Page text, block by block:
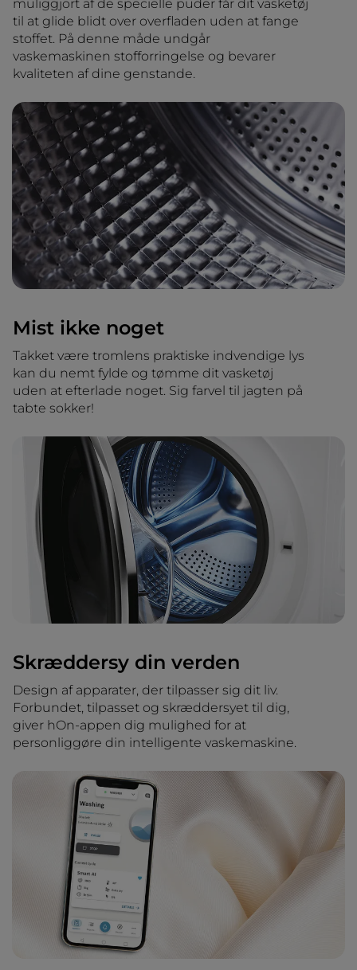
muliggjort af de specielle puder får dit vasketøj
til at glide blidt over overfladen uden at fange
stoffet. På denne måde undgår
vaskemaskinen stofforringelse og bevarer
kvaliteten af dine genstande.
Mist ikke noget
Takket være tromlens praktiske indvendige lys
kan du nemt fylde og tømme dit vasketøj
uden at efterlade noget. Sig farvel til jagten på
tabte sokker!
Skræddersy din verden
Design af apparater, der tilpasser sig dit liv.
Forbundet, tilpasset og skræddersyet til dig,
giver hOn-appen dig mulighed for at
personliggøre din intelligente vaskemaskine.